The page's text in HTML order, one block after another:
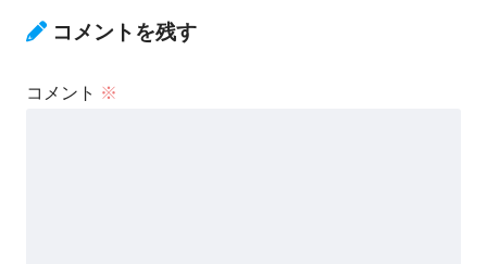
コメントを残す
コメント ※